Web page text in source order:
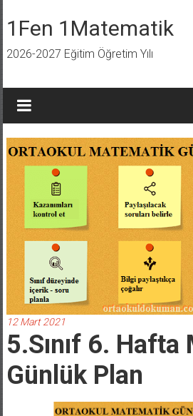
geç
1Fen 1Matematik
2026-2027 Eğitim Öğretim Yılı
12 Mart 2021
5.Sınıf 6.
Günlük Plan